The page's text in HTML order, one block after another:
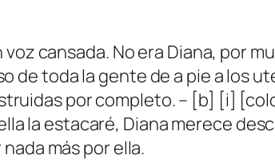
cansada. No era Diana, por
de toda la gente de a pie a los
por completo. – [b] [i]
la estacaré, Diana merece
más por ella.